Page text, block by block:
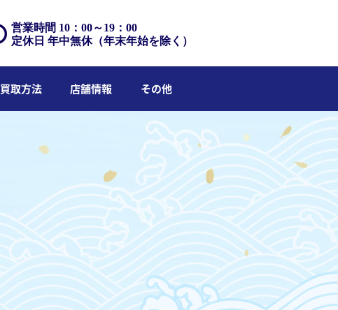
営業時間 10：00～19：00
定休日 年中無休（年末年始を除く）
買取方法 店舗情報 その他